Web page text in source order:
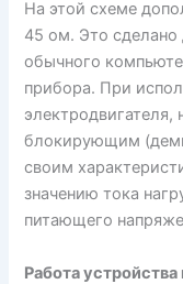
На этой схеме
45 ом. Это
обычного
прибора. При
блокирующим
своим
значению тока
питающего
Работа